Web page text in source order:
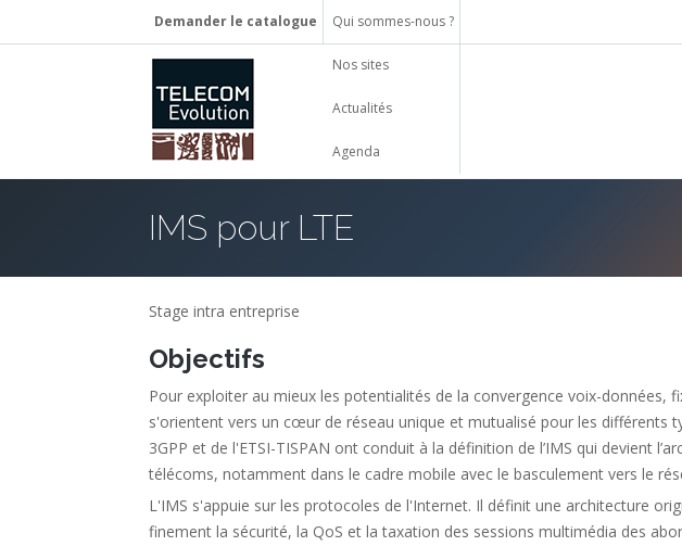
Demander le catalogue Qui sommes-nous ?
Nos sites
Actualités
Agenda
IMS pour LTE
Stage intra entreprise
Objectifs
Pour exploiter au mieux les potentialités de la convergence voix-données,
s'orientent vers un cœur de réseau unique et mutualisé pour les différents
3GPP et de l'ETSI-TISPAN ont conduit à la définition de l’IMS qui devient
télécoms, notamment dans le cadre mobile avec le basculement vers le
L'IMS s'appuie sur les protocoles de l'Internet. Il définit une architecture
finement la sécurité, la QoS et la taxation des sessions multimédia des